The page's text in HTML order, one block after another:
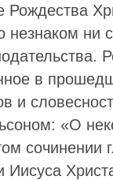
Рождества
незнаком ни
в
и
«О
сочинении
Иисуса